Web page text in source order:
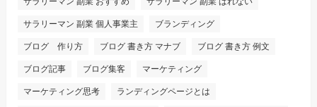
サラリーマン 副業 個人事業主 ブランディング
ブログ 作り方 ブログ 書き方 マナブ ブログ 書き方 例文
ブログ記事 ブログ集客 マーケティング
マーケティング思考 ランディングページとは